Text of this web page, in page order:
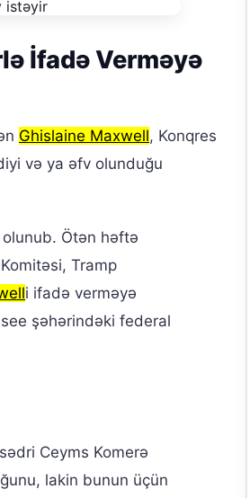
İfadə Verməyə
Ghislaine Maxwell, Konqres
və ya əfv olunduğu
Ötən həftə
Tramp
i ifadə verməyə
şəhərindəki federal
Ceyms Komerə
lakin bunun üçün